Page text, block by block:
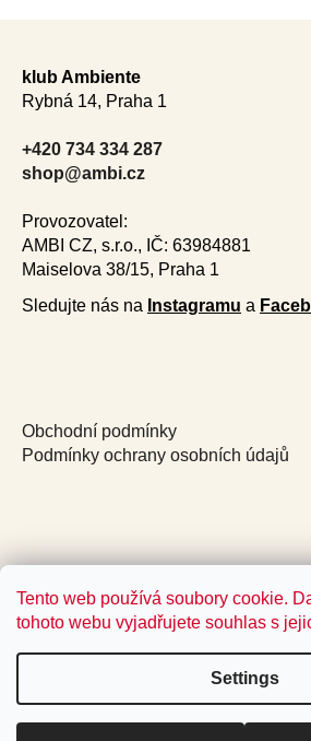
Tento web používá soubory cookie.
tohoto webu vyjadřujete souhlas s
Settings
klub Ambiente
Rybná 14, Praha 1
+420 734 334 287
shop@ambi.cz
Provozovatel:
AMBI CZ, s.r.o., IČ: 63984881
Maiselova 38/15, Praha 1
Sledujte nás na Instagramu a
Obchodní podmínky
Podmínky ochrany osobních údajů